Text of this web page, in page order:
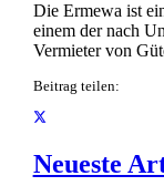
Die Ermewa ist
einem der nach
Vermieter von
Beitrag teilen:
Neueste